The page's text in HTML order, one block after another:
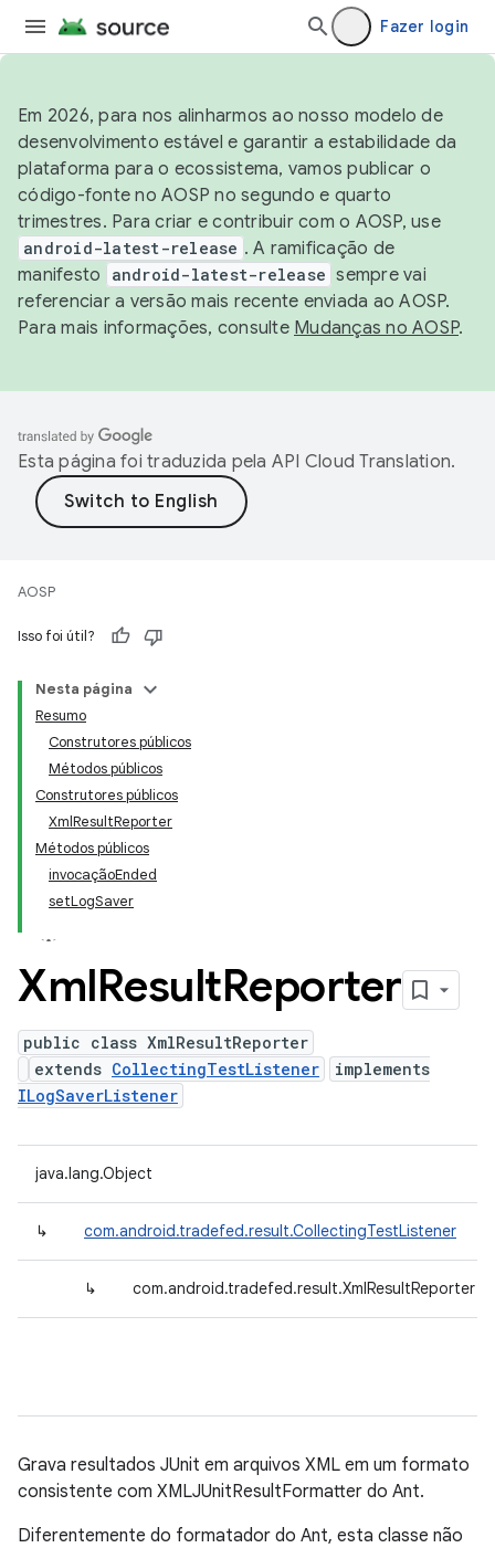
Fazer login
Em 2026, para nos alinharmos ao nosso modelo de
desenvolvimento estável e garantir a estabilidade da
plataforma para o ecossistema, vamos publicar o
código-fonte no AOSP no segundo e quarto
trimestres. Para criar e contribuir com o AOSP, use
android-latest-release . A ramificação de
manifesto
android-latest-release sempre vai
referenciar a versão mais recente enviada ao AOSP.
Para mais informações, consulte Mudanças no AOSP.
Esta página foi traduzida pela API Cloud Translation.
AOSP
Isso foi útil?
Nesta página
Resumo
Construtores públicos
Métodos públicos
Construtores públicos
XmlResultReporter
Métodos públicos
invocaçãoEnded
setLogSaver
XmlResultReporter
public class XmlResultReporter
extends CollectingTestListener
implements
ILogSaverListener
java.lang.Object
↳ com.android.tradefed.result.CollectingTestListener
↳ com.android.tradefed.result.XmlResultReporter
Grava resultados JUnit em arquivos XML em um formato
consistente com XMLJUnitResultFormatter do Ant.
Diferentemente do formatador do Ant, esta classe não